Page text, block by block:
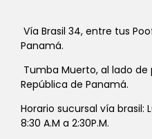
Vía Brasil 34, entre tus
Panamá.
Tumba Muerto, al lado
República de Panamá.
Horario sucursal vía brasil:
8:30 A.M a 2:30P.M.